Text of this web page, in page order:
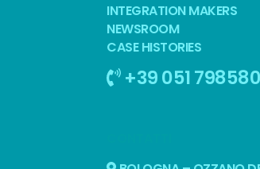
INTEGRATION MAKERS
NEWSROOM
CASE HISTORIES
+39 051 798580